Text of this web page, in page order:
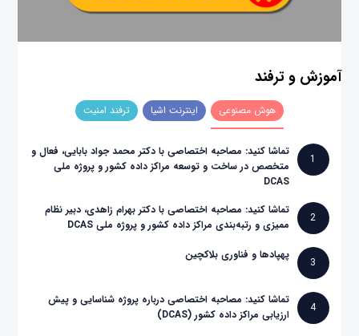
آموزش و ترفند
هوش مصنوعی اینترنت اشیا ترفند امنیت
1
تماشا کنید: مصاحبه اختصاصی با دکتر محمد جواد بابایی، فعال و
متخصص در ساخت و توسعه مراکز داده کشور و پروژه ملی
DCAS
2
تماشا کنید: مصاحبه اختصاصی با دکتر بهرام زاهدی، دبیر نظام
ممیزی و رتبه‌بندی مراکز داده کشور و پروژه ملی DCAS
3
پهپادها و فناوری بلاکچین
4
تماشا کنید: مصاحبه اختصاصی درباره پروژه شناسایی و پیش
ارزیابی مراکز داده کشور (DCAS)